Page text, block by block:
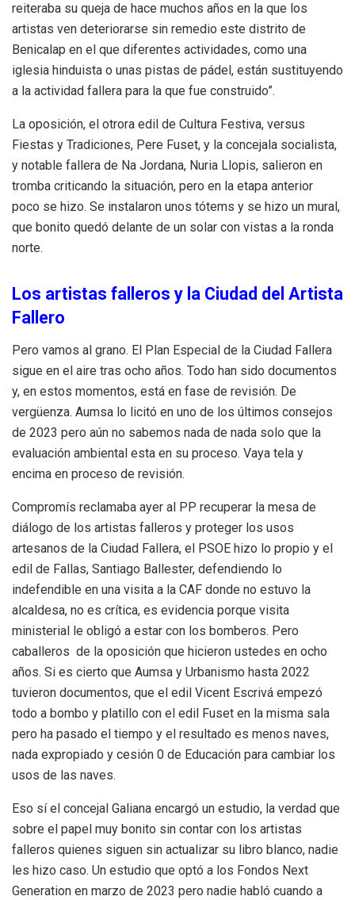
reiteraba su queja de hace muchos años en la que los
artistas ven deteriorarse sin remedio este distrito de
Benicalap en el que diferentes actividades, como una
iglesia hinduista o unas pistas de pádel, están sustituyendo
a la actividad fallera para la que fue construido”.
La oposición, el otrora edil de Cultura Festiva, versus
Fiestas y Tradiciones, Pere Fuset, y la concejala socialista,
y notable fallera de Na Jordana, Nuria Llopis, salieron en
tromba criticando la situación, pero en la etapa anterior
poco se hizo. Se instalaron unos tótems y se hizo un mural,
que bonito quedó delante de un solar con vistas a la ronda
norte.
Los artistas falleros y la Ciudad del Artista
Fallero
Pero vamos al grano. El Plan Especial de la Ciudad Fallera
sigue en el aire tras ocho años. Todo han sido documentos
y, en estos momentos, está en fase de revisión. De
vergüenza. Aumsa lo licitó en uno de los últimos consejos
de 2023 pero aún no sabemos nada de nada solo que la
evaluación ambiental esta en su proceso. Vaya tela y
encima en proceso de revisión.
Compromís reclamaba ayer al PP recuperar la mesa de
diálogo de los artistas falleros y proteger los usos
artesanos de la Ciudad Fallera, el PSOE hizo lo propio y el
edil de Fallas, Santiago Ballester, defendiendo lo
indefendible en una visita a la CAF donde no estuvo la
alcaldesa, no es crítica, es evidencia porque visita
ministerial le obligó a estar con los bomberos. Pero
caballeros de la oposición que hicieron ustedes en ocho
años. Si es cierto que Aumsa y Urbanismo hasta 2022
tuvieron documentos, que el edil Vicent Escrivá empezó
todo a bombo y platillo con el edil Fuset en la misma sala
pero ha pasado el tiempo y el resultado es menos naves,
nada expropiado y cesión 0 de Educación para cambiar los
usos de las naves.
Eso sí el concejal Galiana encargó un estudio, la verdad que
sobre el papel muy bonito sin contar con los artistas
falleros quienes siguen sin actualizar su libro blanco, nadie
les hizo caso. Un estudio que optó a los Fondos Next
Generation en marzo de 2023 pero nadie habló cuando a